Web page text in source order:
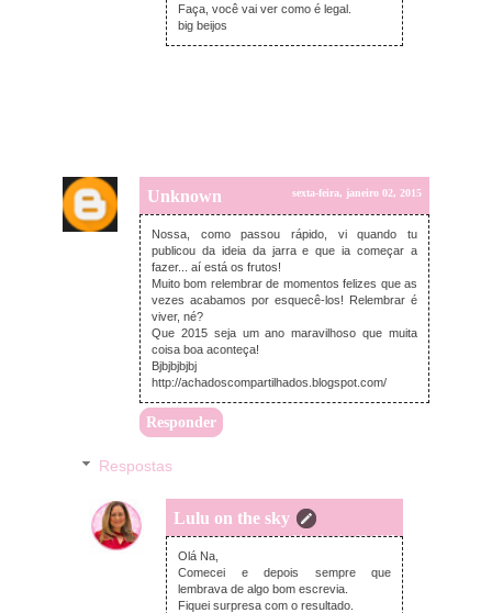
Faça, você vai ver como é legal.
big beijos
Unknown sexta-feira, janeiro 02, 2015
Nossa, como passou rápido, vi quando tu
publicou da ideia da jarra e que ia começar a
fazer... aí está os frutos!
Muito bom relembrar de momentos felizes que as
vezes acabamos por esquecê-los! Relembrar é
viver, né?
Que 2015 seja um ano maravilhoso que muita
coisa boa aconteça!
Bjbjbjbjbj
http://achadoscompartilhados.blogspot.com/
Responder
Respostas
Lulu on the sky
sexta-feira, janeiro 02, 2015
Olá Na,
Comecei e depois sempre que
lembrava de algo bom escrevia.
Fiquei surpresa com o resultado.